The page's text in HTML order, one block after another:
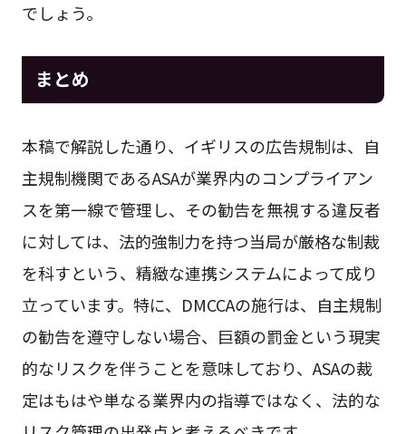
でしょう。
まとめ
本稿で解説した通り、イギリスの広告規制は、自
主規制機関であるASAが業界内のコンプライアン
スを第一線で管理し、その勧告を無視する違反者
に対しては、法的強制力を持つ当局が厳格な制裁
を科すという、精緻な連携システムによって成り
立っています。特に、DMCCAの施行は、自主規制
の勧告を遵守しない場合、巨額の罰金という現実
的なリスクを伴うことを意味しており、ASAの裁
定はもはや単なる業界内の指導ではなく、法的な